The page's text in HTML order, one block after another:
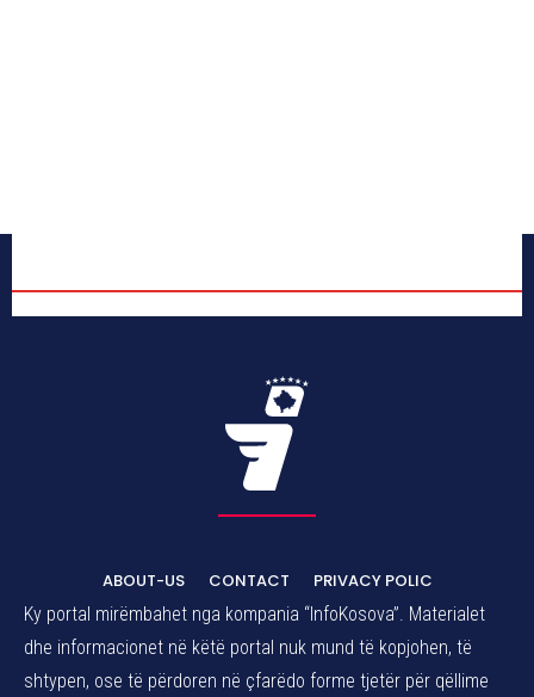
ABOUT-US CONTACT
PRIVACY POLIC
Ky portal mirëmbahet nga kompania “InfoKosova”. Materialet
dhe informacionet në këtë portal nuk mund të kopjohen, të
shtypen, ose të përdoren në çfarëdo forme tjetër për qëllime